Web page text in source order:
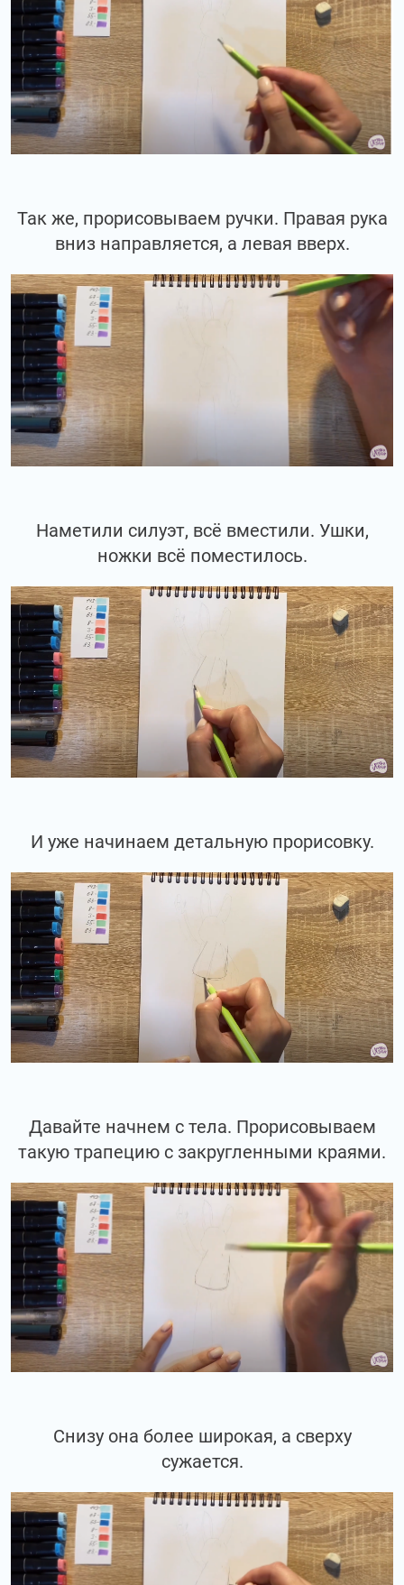
Так же, прорисовываем ручки. Правая рука
вниз направляется, а левая вверх.
Наметили силуэт, всё вместили. Ушки,
ножки всё поместилось.
И уже начинаем детальную прорисовку.
Давайте начнем с тела. Прорисовываем
такую трапецию с закругленными краями.
Снизу она более широкая, а сверху
сужается.